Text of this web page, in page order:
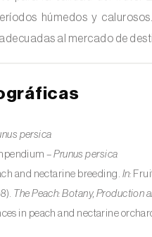
húmedos y
al mercado de
persica
–Prunus persica
and nectarine breeding. In:
The Peach: Botany, Production
in peach and nectarine